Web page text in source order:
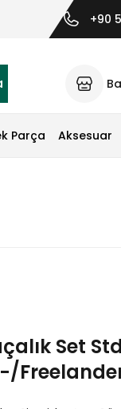
+90
Parça Aksesuar
Set